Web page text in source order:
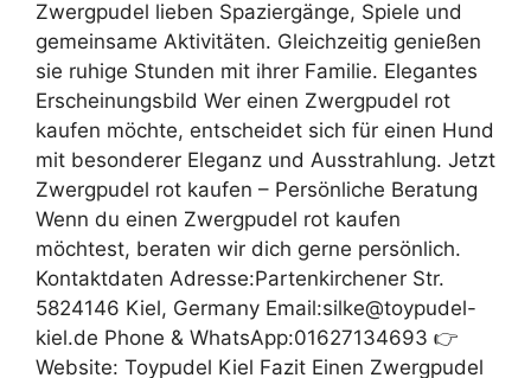
Zwergpudel lieben Spaziergänge, Spiele und
gemeinsame Aktivitäten. Gleichzeitig genießen
sie ruhige Stunden mit ihrer Familie. Elegantes
Erscheinungsbild Wer einen Zwergpudel rot
kaufen möchte, entscheidet sich für einen Hund
mit besonderer Eleganz und Ausstrahlung. Jetzt
Zwergpudel rot kaufen – Persönliche Beratung
Wenn du einen Zwergpudel rot kaufen
möchtest, beraten wir dich gerne persönlich.
Kontaktdaten Adresse:Partenkirchener Str.
5824146 Kiel, Germany Email:silke@toypudel-
kiel.de Phone & WhatsApp:01627134693 👉
Website: Toypudel Kiel Fazit Einen Zwergpudel